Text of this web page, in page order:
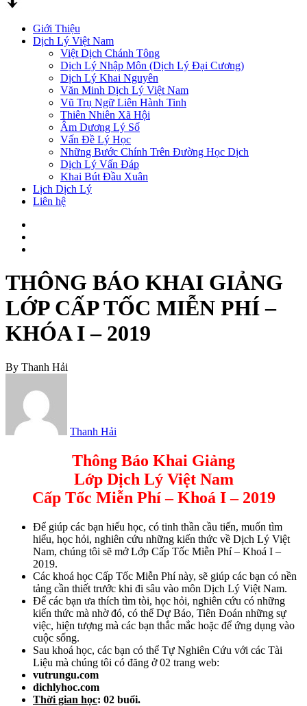
Giới Thiệu
Dịch Lý Việt Nam
Việt Dịch Chánh Tông
Dịch Lý Nhập Môn (Dịch Lý Đại Cương)
Dịch Lý Khai Nguyên
Văn Minh Dịch Lý Việt Nam
Vũ Trụ Ngữ Liên Hành Tinh
Thiên Nhiên Xã Hội
Âm Dương Lý Số
Vấn Đề Lý Học
Những Bước Chính Trên Đường Học Dịch
Dịch Lý Vấn Đáp
Khai Bút Đầu Xuân
Lịch Dịch Lý
Liên hệ
THÔNG BÁO KHAI GIẢNG
LỚP CẤP TỐC MIỄN PHÍ –
KHÓA I – 2019
By Thanh Hải
Thanh Hải
Thông Báo Khai Giảng
Lớp Dịch Lý Việt Nam
Cấp Tốc Miễn Phí – Khoá I – 2019
Để giúp các bạn hiếu học, có tinh thần cầu tiến, muốn tìm
hiểu, học hỏi, nghiên cứu những kiến thức về Dịch Lý Việt
Nam, chúng tôi sẽ mở Lớp Cấp Tốc Miễn Phí – Khoá I –
2019.
Các khoá học Cấp Tốc Miễn Phí này, sẽ giúp các bạn có nền
tảng cần thiết trước khi đi sâu vào môn Dịch Lý Việt Nam.
Để các bạn ưa thích tìm tòi, học hỏi, nghiên cứu có những
kiến thức mà nhờ đó, có thể Dự Báo, Tiên Đoán những sự
việc, hiện tượng mà các bạn thắc mắc hoặc để ứng dụng vào
cuộc sống.
Sau khoá học, các bạn có thể Tự Nghiên Cứu với các Tài
Liệu mà chúng tôi có đăng ở 02 trang web:
vutrungu.com
dichlyhoc.com
Thời gian học: 02 buổi.